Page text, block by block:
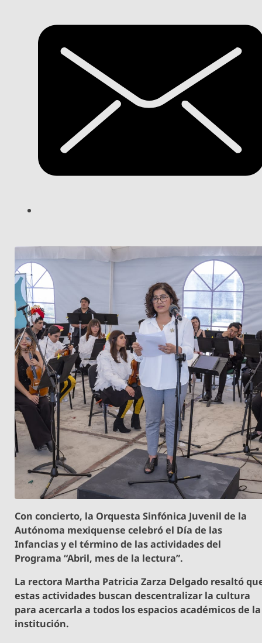
Con concierto, la Orquesta Sinfónica Juvenil de la
Autónoma mexiquense celebró el Día de las
Infancias y el término de las actividades del
Programa “Abril, mes de la lectura”.
La rectora Martha Patricia Zarza Delgado resaltó
estas actividades buscan descentralizar la cultura
para acercarla a todos los espacios académicos de la
institución.